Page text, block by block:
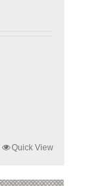
Quick View